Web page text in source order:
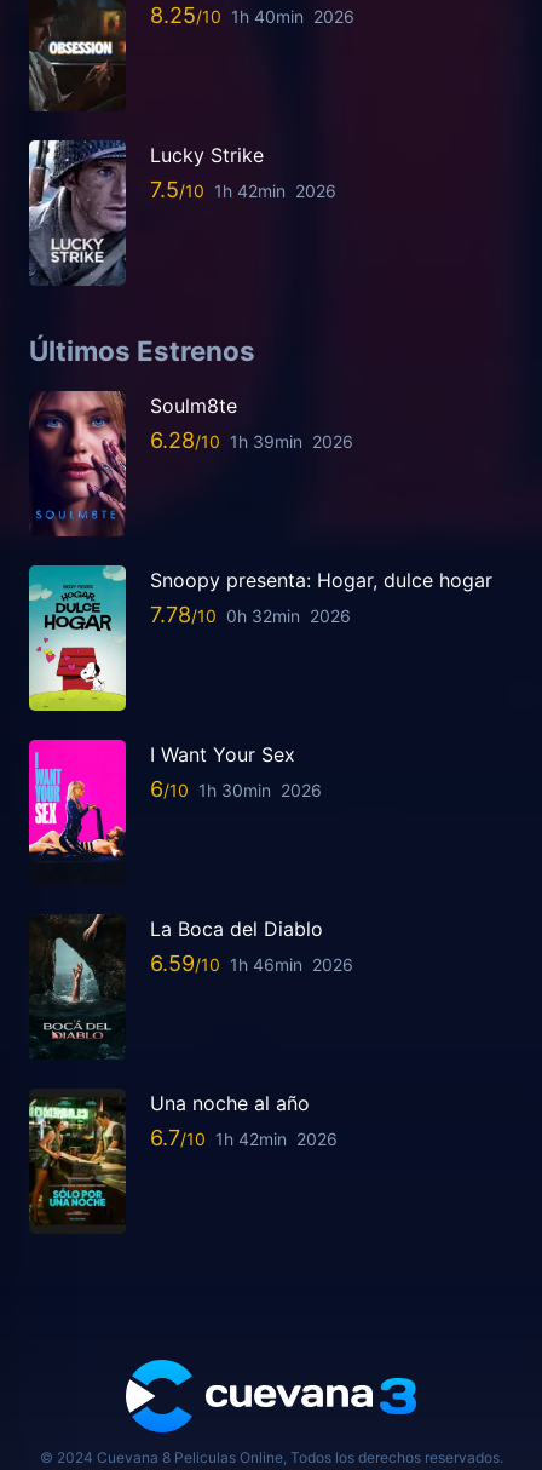
8.25 1h 40min 2026
Lucky Strike
7.5 1h 42min 2026
Últimos Estrenos
Soulm8te
6.28 1h 39min 2026
Snoopy presenta: Hogar, dulce hogar
7.78 0h 32min 2026
I Want Your Sex
6 1h 30min 2026
La Boca del Diablo
6.59 1h 46min 2026
Una noche al año
6.7 1h 42min 2026
© 2024 Cuevana 8 Peliculas Online, Todos los derechos reservados.